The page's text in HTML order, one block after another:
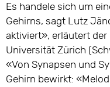
Es handele sich um
Gehirns, sagt Lutz
aktiviert», erläutert
Universität Zürich
«Von Synapsen und
Gehirn bewirkt: